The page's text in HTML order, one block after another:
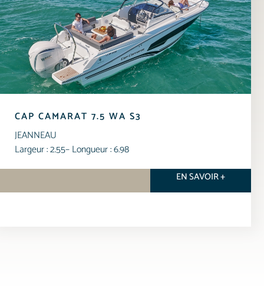
CAP CAMARAT 7.5 WA S3
JEANNEAU
Largeur : 2.55– Longueur : 6.98
EN SAVOIR +